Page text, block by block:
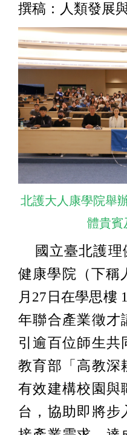
撰稿：人類發展
北護大人康學院舉
體貴賓
國立臺北護理
健康學院（下稱
月27日在學思樓
年聯合產業徵才
引逾百位師生共
教育部「高教深
有效建構校園與
台，協助即將步